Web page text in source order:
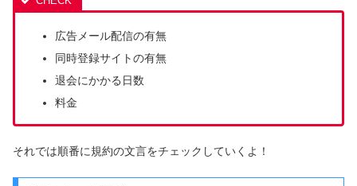
広告メール配信の有無
同時登録サイトの有無
退会にかかる日数
料金
それでは順番に規約の文言をチェックしていくよ！